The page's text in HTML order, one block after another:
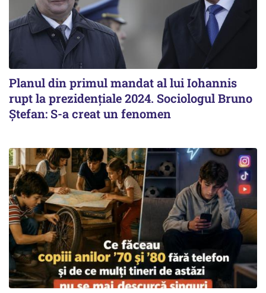
Planul din primul mandat al lui Iohannis
rupt la prezidențiale 2024. Sociologul Bruno
Ștefan: S-a creat un fenomen